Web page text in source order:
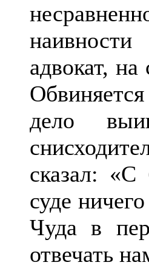
адвокат,
дело
сказал:
суде
Чуда в
отвечать